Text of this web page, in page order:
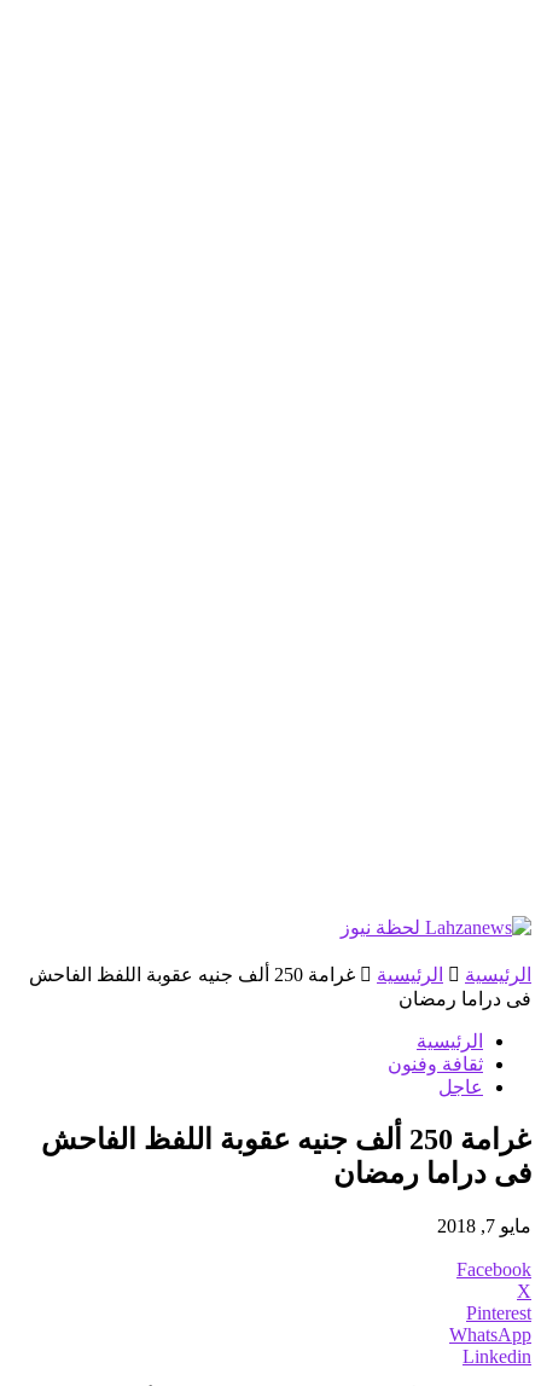
الرئيسية الرئيسية
غرامة 250 ألف جنيه عقوبة اللفظ الفاحش
فى دراما رمضان
الرئيسية
ثقافة وفنون
عاجل
غرامة 250 ألف جنيه عقوبة اللفظ الفاحش
فى دراما رمضان
مايو 7, 2018
Facebook
X
Pinterest
WhatsApp
Linkedin